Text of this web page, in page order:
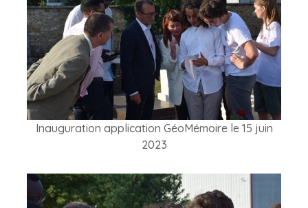
Inauguration application GéoMémoire le 15 juin
2023